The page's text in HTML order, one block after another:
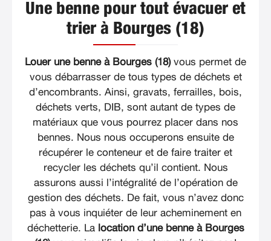
Une benne pour tout évacuer et
trier à Bourges (18)
Louer une benne à Bourges (18)vous permet de
vous débarrasser de tous types de déchets et
d’encombrants. Ainsi, gravats, ferrailles, bois,
déchets verts, DIB, sont autant de types de
matériaux que vous pourrez placer dans nos
bennes. Nous nous occuperons ensuite de
récupérer le conteneur et de faire traiter et
recycler les déchets qu’il contient. Nous
assurons aussi l’intégralité de l’opération de
gestion des déchets. De fait, vous n’avez donc
pas à vous inquiéter de leur acheminement en
déchetterie. La location d’une benne à Bourges